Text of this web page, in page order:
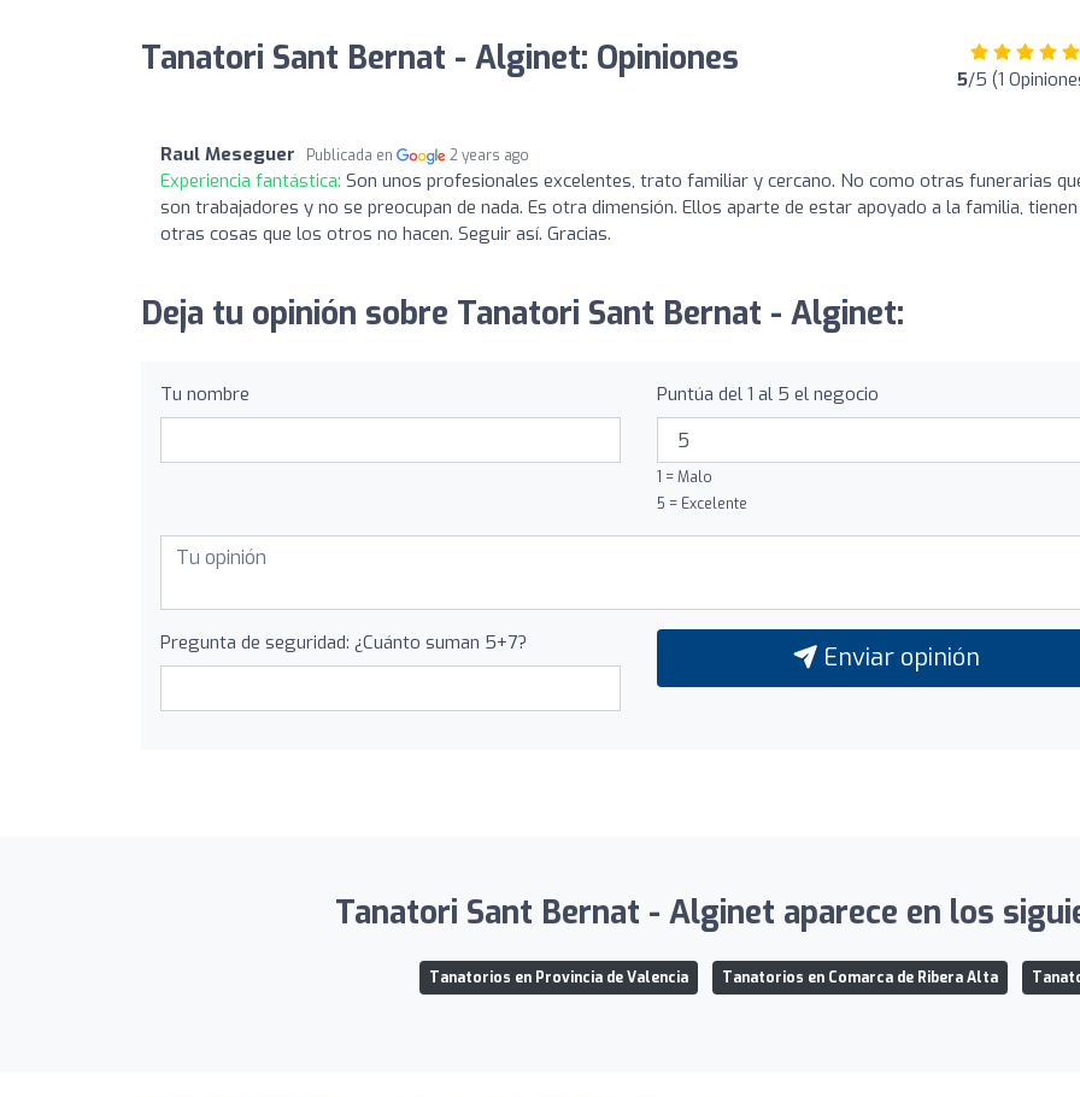
Tanatori Sant Bernat - Alginet: Opiniones 5/5 (1
Raul Meseguer Publicada en 2 years ago
Experiencia fantástica: Son unos profesionales excelentes, trato familiar y cercano. No como otras funerarias
son trabajadores y no se preocupan de nada. Es otra dimensión. Ellos aparte de estar apoyado a la familia, tienen
otras cosas que los otros no hacen. Seguir así. Gracias.
Deja tu opinión sobre Tanatori Sant Bernat - Alginet:
Tu nombre Puntúa del 1 al 5 el negocio
1 = Malo
5 = Excelente
Pregunta de seguridad: ¿Cuánto suman 5+7? Enviar opinión
Tanatori Sant Bernat - Alginet aparece en los
Tanatorios en Provincia de Valencia Tanatorios en Comarca de Ribera Alta